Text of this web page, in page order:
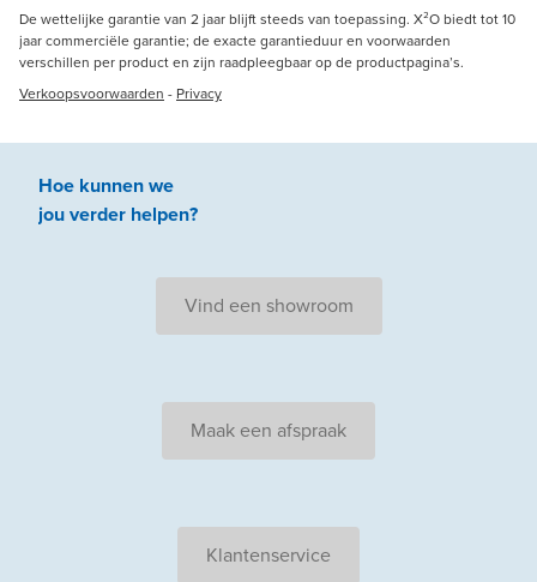
De wettelijke garantie van 2 jaar blijft steeds van toepassing. X²O biedt tot 10
jaar commerciële garantie; de exacte garantieduur en voorwaarden
verschillen per product en zijn raadpleegbaar op de productpagina’s.
Verkoopsvoorwaarden - Privacy
Hoe kunnen we
jouverder helpen?
Vind een showroom
Maak een afspraak
Klantenservice